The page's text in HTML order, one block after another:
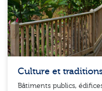
Culture et
Bâtiments publics,